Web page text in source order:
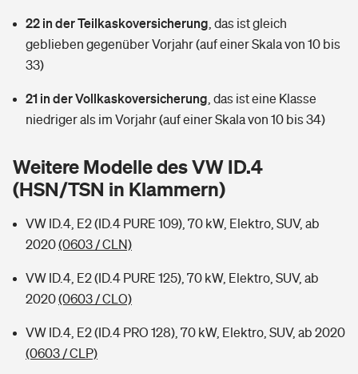
Sie haben Fragen?
Restkreditversicherung
Zur Übersicht
Tools
Hochwasser-Check: Wie gefährdet ist Ihr Haus?
Sie haben Fragen?
Hundehalter-Haftpflicht
Handyversicherung
Private Cyberversicherung
Zur Übersicht
Kinderunfall-Check: Mehr Sicherheit für deine Kids
Tools
Wer versichert was: Jetzt Versicherer finden
Rentenrechner: Wie viel Geld bekomme ich im Alter?
22 in der Teilkaskoversicherung das ist gleich
geblieben gegenüber Vorjahr (auf einer Skala von 10 bis
33)
21 in der Vollkaskoversicherung das ist eine Klasse
niedriger als im Vorjahr (auf einer Skala von 10 bis 34)
Weitere Modelle des VW ID.4
(HSN/TSN in Klammern)
VW ID.4, E2 (ID.4 PURE 109), 70 kW, Elektro, SUV, ab
2020(0603 / CLN)
VW ID.4, E2 (ID.4 PURE 125), 70 kW, Elektro, SUV, ab
2020(0603 / CLO)
VW ID.4, E2 (ID.4 PRO 128), 70 kW, Elektro, SUV, ab 2020
(0603 / CLP)